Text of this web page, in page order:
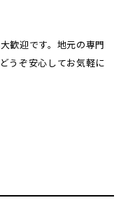
歓迎です。地元の専門
うぞ安心してお気軽に